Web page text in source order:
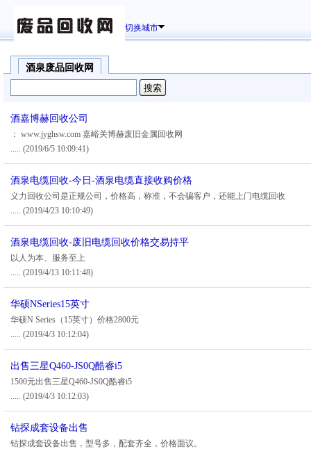
切换城市
酒泉废品回收网
酒嘉博赫回收公司
： www.jyghsw.com 嘉峪关博赫废旧金属回收网
..... (2019/6/5 10:09:41)
酒泉电缆回收-今日-酒泉电缆直接收购价格
义力回收公司是正规公司，价格高，称准，不会骗客户，还能上门电缆回收
..... (2019/4/23 10:10:49)
酒泉电缆回收-废旧电缆回收价格交易持平
以人为本、服务至上
..... (2019/4/13 10:11:48)
华硕NSeries15英寸
华硕N Series（15英寸）价格2800元
..... (2019/4/3 10:12:04)
出售三星Q460-JS0Q酷睿i5
1500元出售三星Q460-JS0Q酷睿i5
..... (2019/4/3 10:12:03)
钻探成套设备出售
钻探成套设备出售，型号多，配套齐全，价格面议。